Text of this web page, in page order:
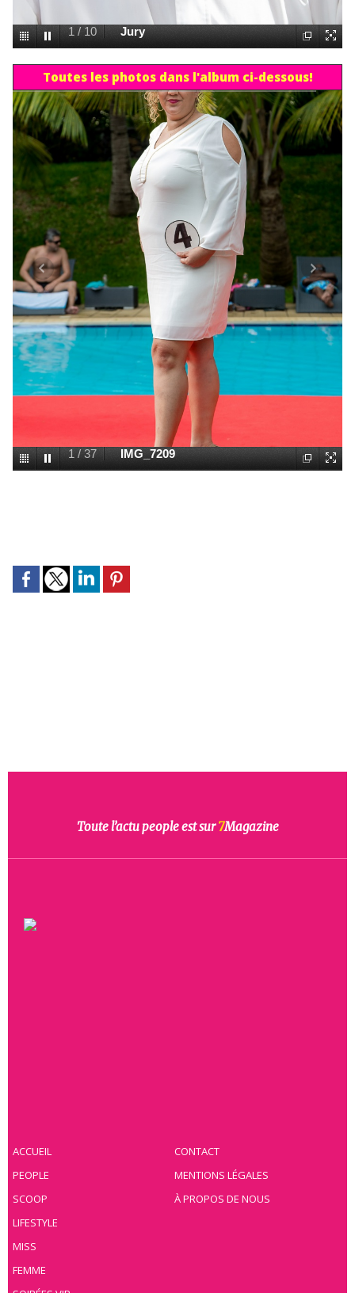
1 / 10 Jury
Toutes les photos dans l'album ci-dessous!
1 /37 IMG_7209
Toute l’actu people est sur7Magazine
ACCUEIL
PEOPLE
SCOOP
LIFESTYLE
MISS
FEMME
CONTACT
MENTIONS LÉGALES
À PROPOS DE NOUS